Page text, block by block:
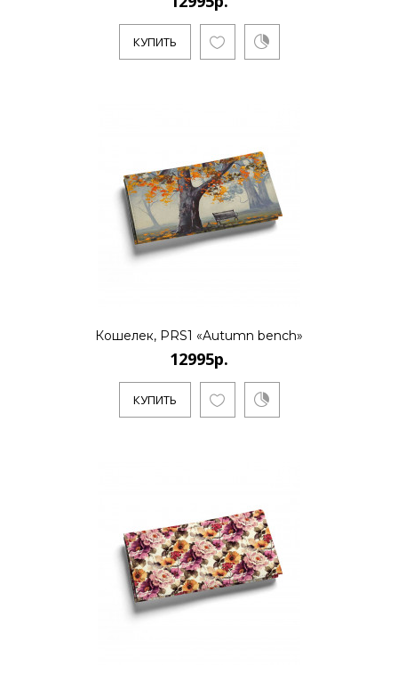
КУПИТЬ
Кошелек, PRS1 «Autumn bench»
12995р.
КУПИТЬ